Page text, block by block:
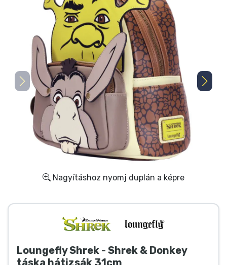
Nagyításhoz nyomj duplán a képre
Loungefly Shrek - Shrek & Donkey
táska hátizsák 31cm
Express szállítás
Előrendelhető cuccok
Outlet cuccok
Ajándékkártya
Szállítás és fizetés
Sorozatos cuccok
Animés cuccok
Gamer cuccok